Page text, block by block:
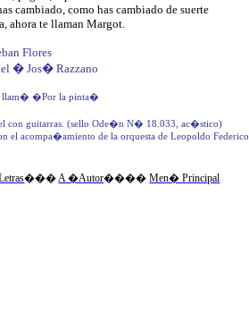
cambiado, como has cambiado de suerte
ahora te llaman Margot.
Flores
� Jos� Razzano
llam� �Por la pinta�
con guitarras. (sello Ode�n N� 18.033, ac�stico)
el acompa�amiento de la orquesta de Leopoldo Federico.
���A �Autor����Men� Principal